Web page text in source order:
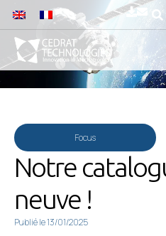
Focus
Notre
neuve !
Publié le13/01/2025